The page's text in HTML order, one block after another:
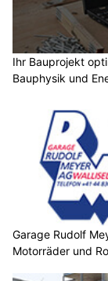
Ihr Bauprojekt
Bauphysik und
Garage Rudolf
Motorräder und